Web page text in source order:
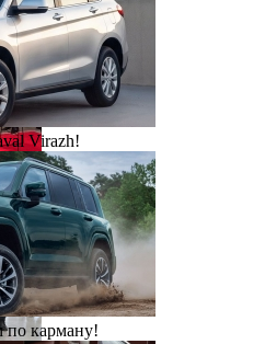
Virazh!
по карману!